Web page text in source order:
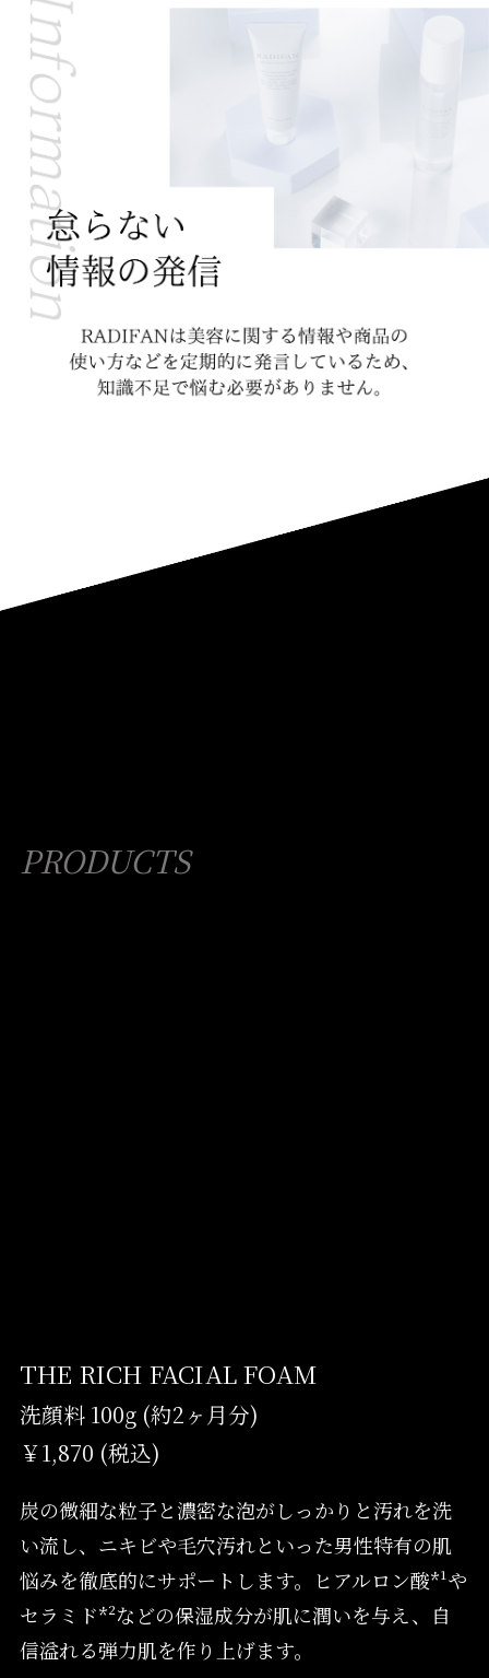
PRODUCTS
THE RICH FACIAL FOAM
洗顔料 100g (約2ヶ月分)
￥1,870 (税込)
炭の微細な粒子と濃密な泡がしっかりと汚れを洗
い流し、ニキビや毛穴汚れといった男性特有の肌
悩みを徹底的にサポートします。ヒアルロン酸*¹や
セラミド*²などの保湿成分が肌に潤いを与え、自
信溢れる弾力肌を作り上げます。